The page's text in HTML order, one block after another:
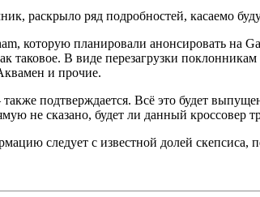
раскрыло ряд подробностей, касаемо
которую планировали анонсировать на
В виде перезагрузки
и прочие.
подтверждается. Всё это будет
не сказано, будет ли данный кроссовер
следует с известной долей скепсиса,